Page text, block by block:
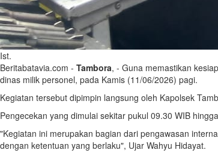
Ist.
Beritabatavia.com - Tambora, - Guna memastikan
dinas milik personel, pada Kamis (11/06/2026) pagi.
Kegiatan tersebut dipimpin langsung oleh Kapolsek
Pengecekan yang dimulai sekitar pukul 09.30 WIB
"Kegiatan ini merupakan bagian dari pengawasan
dengan ketentuan yang berlaku", Ujar Wahyu Hidayat.